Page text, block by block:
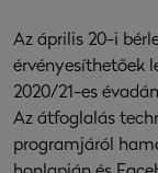
Az április 20-i
érvényesíthetőek
2020/21-es
Az átfoglalás
programjáról